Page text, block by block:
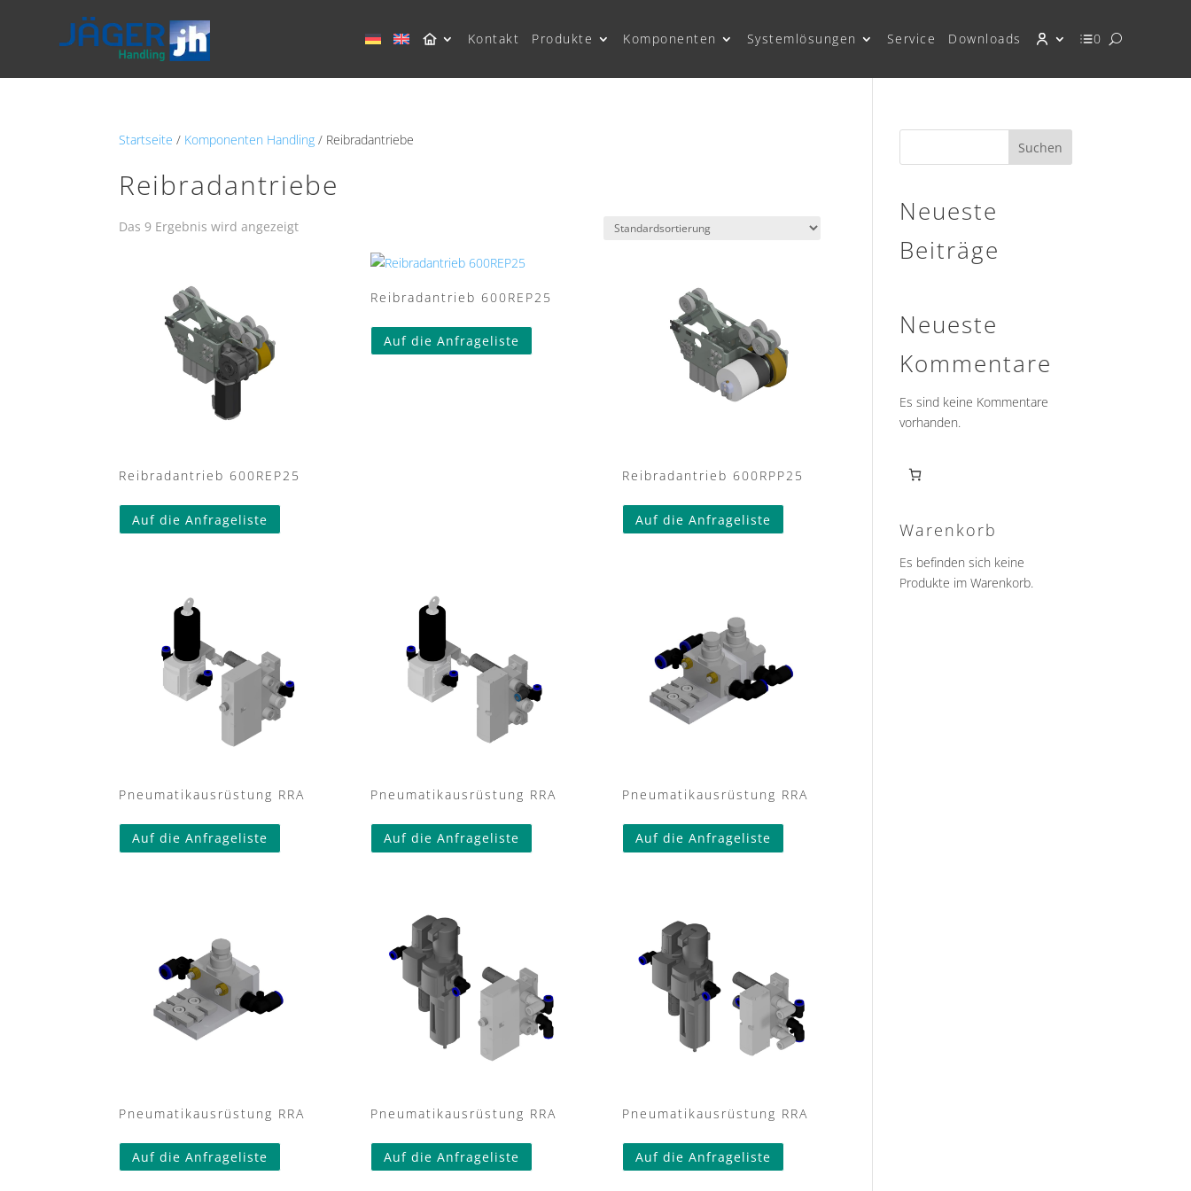
Kontakt Produkte Komponenten Systemlösungen Service Downloads 0
Startseite / Komponenten Handling / Reibradantriebe
Reibradantriebe
Das 9 Ergebnis wird angezeigt
Reibradantrieb 600REP25
Auf die Anfrageliste
Reibradantrieb 600REP25
Auf die Anfrageliste
Reibradantrieb 600RPP25
Auf die Anfrageliste
Pneumatikausrüstung RRA
Auf die Anfrageliste
Pneumatikausrüstung RRA
Auf die Anfrageliste
Pneumatikausrüstung RRA
Auf die Anfrageliste
Pneumatikausrüstung RRA
Auf die Anfrageliste
Pneumatikausrüstung RRA
Auf die Anfrageliste
Pneumatikausrüstung RRA
Auf die Anfrageliste
Suchen
Neueste
Beiträge
Neueste
Kommentare
Es sind keine Kommentare
vorhanden.
Warenkorb
Es befinden sich keine
Produkte im Warenkorb.